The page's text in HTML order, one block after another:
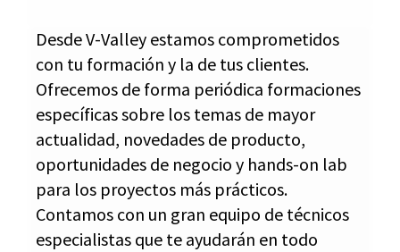
Desde V-Valley estamos comprometidos
con tu formación y la de tus clientes.
Ofrecemos de forma periódica formaciones
específicas sobre los temas de mayor
actualidad, novedades de producto,
oportunidades de negocio y hands-on lab
para los proyectos más prácticos.
Contamos con un gran equipo de técnicos
especialistas que te ayudarán en todo